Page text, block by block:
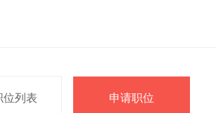
位列表 申请职位